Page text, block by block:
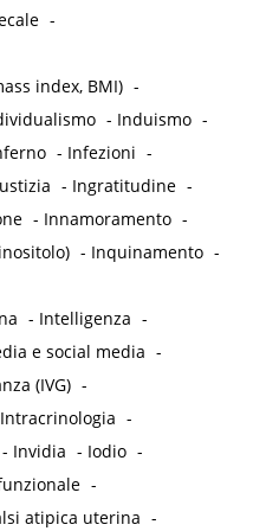
-
index, BMI) -
- Induismo -
- Infezioni -
- Ingratitudine -
- Innamoramento -
- Inquinamento -
- Intelligenza -
e social media -
(IVG) -
Intracrinologia -
- Invidia - Iodio -
-
atipica uterina -